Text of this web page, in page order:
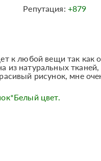
Репутация: +879
к любой вещи так как
из натуральных
рисунок, мне
цвет.